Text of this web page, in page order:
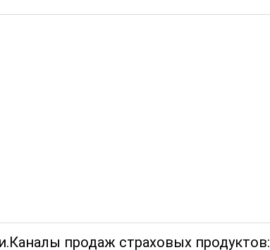
продаж страховых продуктов: